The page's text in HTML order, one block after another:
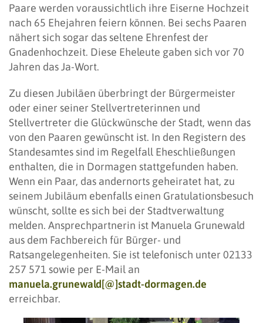
Paare werden voraussichtlich ihre Eiserne Hochzeit
nach 65 Ehejahren feiern können. Bei sechs Paaren
nähert sich sogar das seltene Ehrenfest der
Gnadenhochzeit. Diese Eheleute gaben sich vor 70
Jahren das Ja-Wort.
Zu diesen Jubiläen überbringt der Bürgermeister
oder einer seiner Stellvertreterinnen und
Stellvertreter die Glückwünsche der Stadt, wenn das
von den Paaren gewünscht ist. In den Registern des
Standesamtes sind im Regelfall Eheschließungen
enthalten, die in Dormagen stattgefunden haben.
Wenn ein Paar, das andernorts geheiratet hat, zu
seinem Jubiläum ebenfalls einen Gratulationsbesuch
wünscht, sollte es sich bei der Stadtverwaltung
melden. Ansprechpartnerin ist Manuela Grunewald
aus dem Fachbereich für Bürger- und
Ratsangelegenheiten. Sie ist telefonisch unter 02133
257 571 sowie per E-Mail an
manuela.grunewald[@]stadt-dormagen.de
erreichbar.